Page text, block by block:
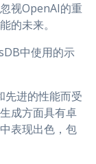
视OpenAI的重
的未来。
中使用的示
先进的性能而受
成方面具有卓
表现出色，包